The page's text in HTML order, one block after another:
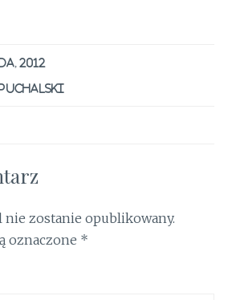
r
st
2012
nie zostanie opublikowany.
oznaczone *